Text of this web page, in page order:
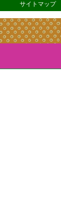
サイトマップ